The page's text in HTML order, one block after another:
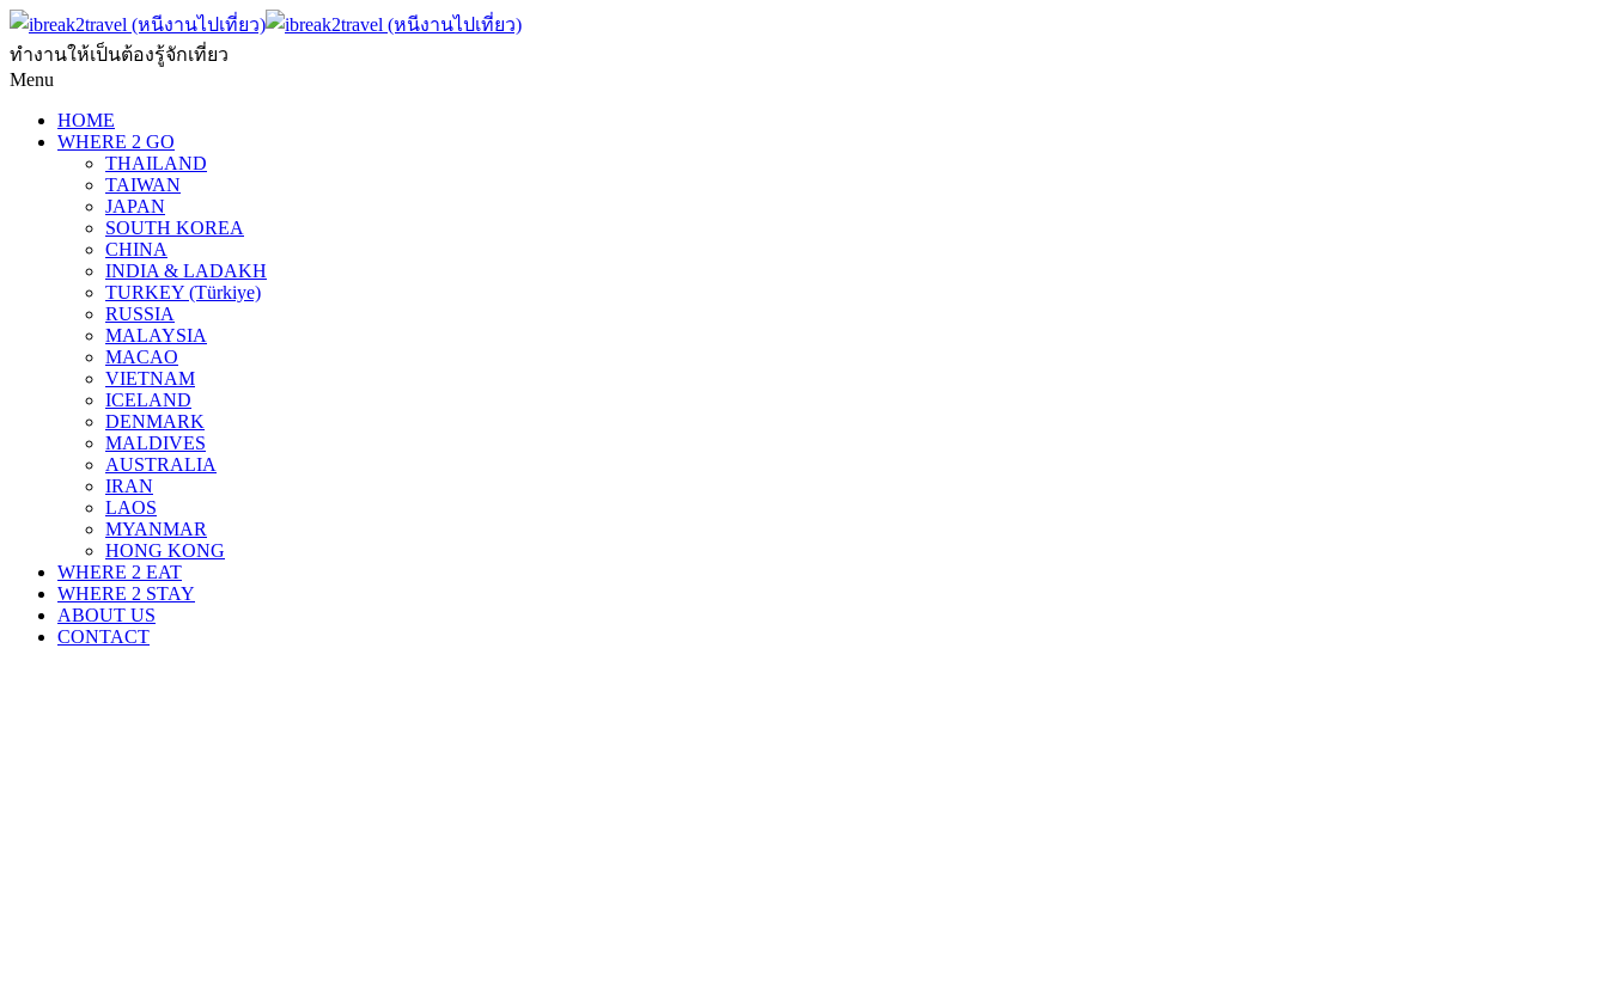
ทำงานให้เป็นต้องรู้จักเที่ยว
Menu
HOME
WHERE 2 GO
THAILAND
TAIWAN
JAPAN
SOUTH KOREA
CHINA
INDIA & LADAKH
TURKEY (Türkiye)
RUSSIA
MALAYSIA
MACAO
VIETNAM
ICELAND
DENMARK
MALDIVES
AUSTRALIA
IRAN
LAOS
MYANMAR
HONG KONG
WHERE 2 EAT
WHERE 2 STAY
ABOUT US
CONTACT